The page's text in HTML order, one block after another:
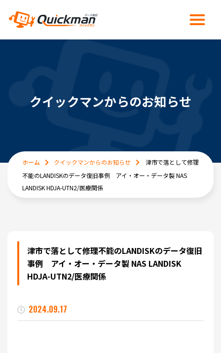
クイックマンからのお知らせ
ホーム クイックマンからのお知らせ
津市で落として修理
不能のLANDISKのデータ復旧事例 アイ・オー・データ製 NAS
LANDISK HDJA-UTN2/医療関係
津市で落として修理不能のLANDISKのデータ復旧
事例 アイ・オー・データ製 NAS LANDISK
HDJA-UTN2/医療関係
2024.09.17